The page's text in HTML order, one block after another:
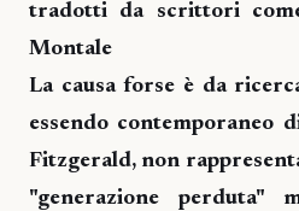
tradotti da scrittori
Montale
La causa forse è da
essendo contemporaneo
Fitzgerald, non
"generazione perduta"